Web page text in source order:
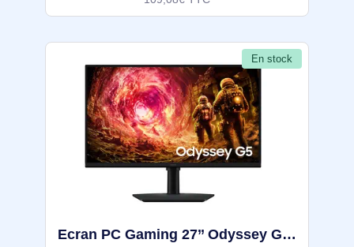
En stock
Ecran PC Gaming 27’’ Odyssey G5 G50F QHD 180Hz - LS27FG506EUXEN